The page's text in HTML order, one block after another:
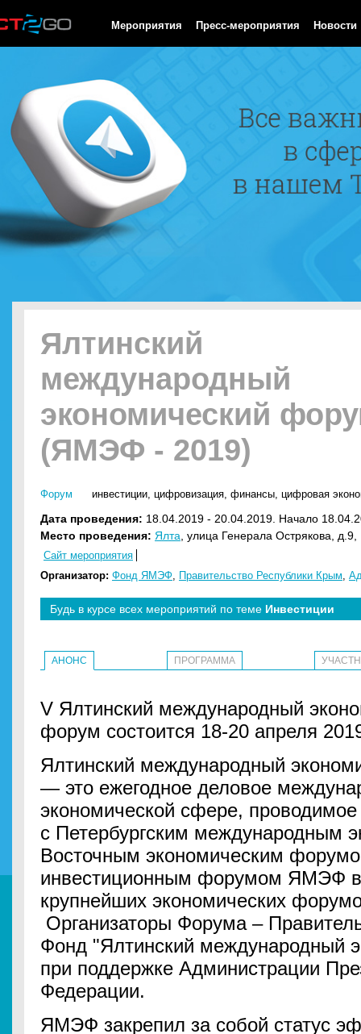
Мероприятия Пресс-мероприятия Новости
Ялтинский
международный
экономический
(ЯМЭФ - 2019)
Форум инвестиции, цифровизация, финансы, цифровая
Дата проведения: 18.04.2019 - 20.04.2019. Начало
Место проведения: Ялта , улица Генерала Острякова,
Сайт мероприятия
Организатор: Фонд ЯМЭФ, Правительство Республики Крым,
Будь в курсе всех мероприятий по теме Инвестиции
АНОНС ПРОГРАММА
V Ялтинский международный
форум состоится 18-20 апреля
Ялтинский международный
— это ежегодное деловое
экономической сфере,
с Петербургским международным
Восточным экономическим
инвестиционным форумом ЯМЭФ
крупнейших экономических
Организаторы Форума –
Фонд "Ялтинский международный
при поддержке Администрации
Федерации.
ЯМЭФ закрепил за собой статус